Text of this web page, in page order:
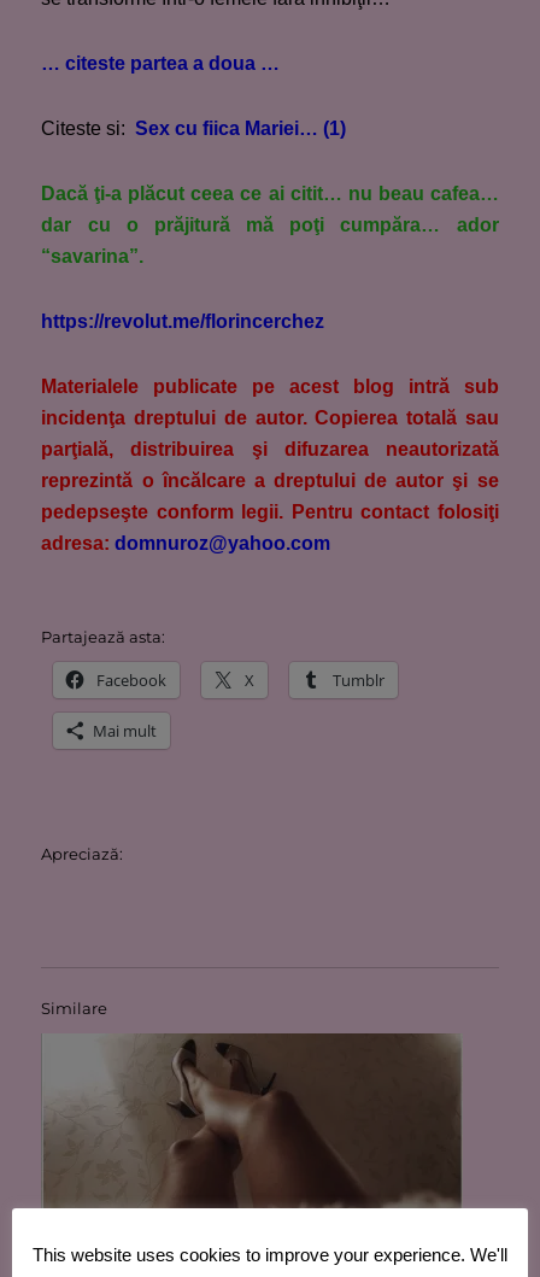
… citeste partea a doua …
Citeste si:Sex cu fiica Mariei… (1)
Dacă ţi-a plăcut ceea ce ai citit… nu beau cafea…
dar cu o prăjitură mă poţi cumpăra… ador
“savarina”.
https://revolut.me/florincerchez
Materialele publicate pe acest blog intră sub
incidenţa dreptului de autor. Copierea totală sau
parţială, distribuirea şi difuzarea neautorizată
reprezintă o încălcare a dreptului de autor şi se
pedepseşte conform legii. Pentru contact folosiţi
adresa: domnuroz@yahoo.com
Partajează asta:
Facebook X Tumblr
Mai mult
Apreciază:
Similare
This website uses cookies to improve your experience. We'll